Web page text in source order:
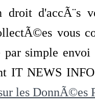
droit
vous
par simple
IT NEWS
les DonnÃ©es